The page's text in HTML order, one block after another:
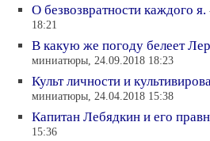
О безвозвратности каждого я.
18:21
В какую же погоду белеет
миниатюры, 24.09.2018 18:23
Культ личности и
миниатюры, 24.04.2018 15:38
Капитан Лебядкин и его
15:36